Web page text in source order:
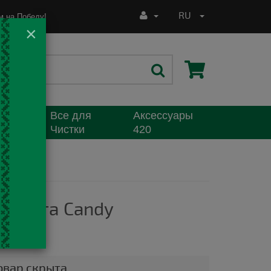
на Победу! RU
Все для
Чистки
Аксессуары
420
бонга Candy
×